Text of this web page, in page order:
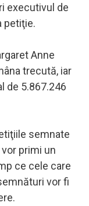
executivul de
petiţie.
Anne
trecută, iar
de 5.867.246
semnate
primi un
ce cele care
vor fi